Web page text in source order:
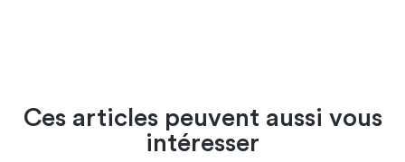
Ces articles peuvent aussi vous
intéresser